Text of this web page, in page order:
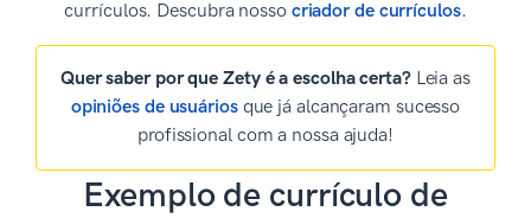
currículos. Descubra nosso criador de currículos.
Quer saber por que Zety é a escolha certa?Leia as
opiniões de usuáriosque já alcançaram sucesso
profissional com a nossa ajuda!
Exemplo de currículo de